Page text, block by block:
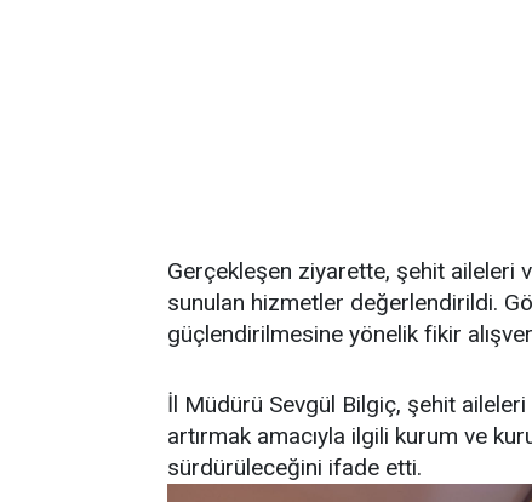
Gerçekleşen ziyarette, şehit aileleri
sunulan hizmetler değerlendirildi.
güçlendirilmesine yönelik fikir
İl Müdürü Sevgül Bilgiç, şehit
artırmak amacıyla ilgili kurum ve
sürdürüleceğini ifade etti.